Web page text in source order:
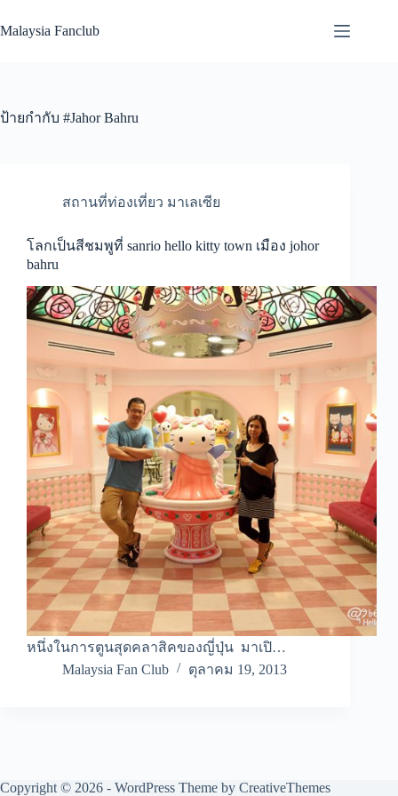
to
content
Malaysia Fanclub
ป้ายกำกับ #Jahor Bahru
สถานที่ท่องเที่ยว มาเลเซีย
โลกเป็นสีชมพูที่ sanrio hello kitty town เมือง johor
bahru
หนึ่งในการตูนสุดคลาสิคของญี่ปุ่น มาเปิ…
Malaysia Fan Club
ตุลาคม 19, 2013
Copyright © 2026 - WordPress Theme by CreativeThemes